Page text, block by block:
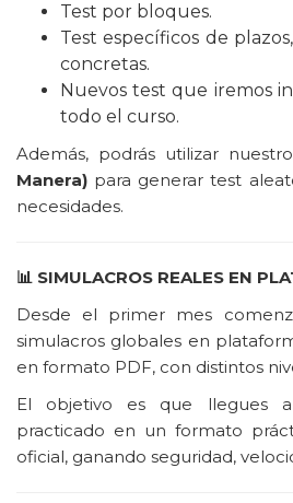
Test por bloques.
Test específicos de
concretas.
Nuevos test que iremos
todo el curso.
Además, podrás utilizar
Manera) para generar test
necesidades.
📊 SIMULACROS REALES EN
Desde el primer mes
simulacros globales en
en formato PDF, con distintos
El objetivo es que llegues
practicado en un formato
oficial, ganando seguridad,